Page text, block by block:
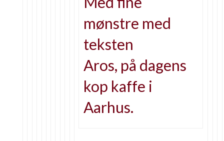
mønstre med
teksten
Aros, på dagens
kop kaffe i
Aarhus.